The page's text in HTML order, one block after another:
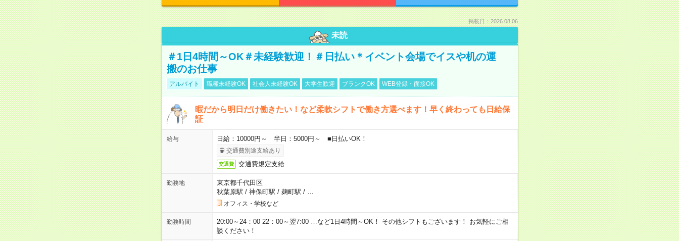
掲載日：2026.08.06
未読
＃1日4時間～OK＃未経験歓迎！＃日払い＊イベント会場でイスや机の運
搬のお仕事
アルバイト 職種未経験OK 社会人未経験OK 大学生歓迎 ブランクOK WEB登録・面接OK
暇だから明日だけ働きたい！など柔軟シフトで働き方選べます！早く終わっても日給保
証
給与 日給：10000円～ 半日：5000円～ ■日払いOK！
交通費別途支給あり
交通費 交通費規定支給
勤務地
東京都千代田区
秋葉原駅 / 神保町駅 / 麹町駅 /
オフィス・学校など
勤務時間
20:00～24：00 22：00～翌7:00 …など1日4時間～OK！ その他シフトもございます！ お気軽にご相
談ください！